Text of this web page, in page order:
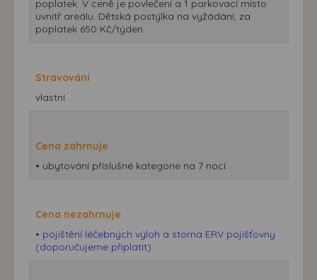
poplatek. V ceně je povlečení a 1 parkovací místo
uvnitř areálu. Dětská postýlka na vyžádání, za
poplatek 650 Kč/týden
Stravování
vlastní
Cena zahrnuje
• ubytování příslušné kategorie na 7 nocí
Cena nezahrnuje
• pojištění léčebných výloh a storna ERV pojišťovny
(doporučujeme připlatit)